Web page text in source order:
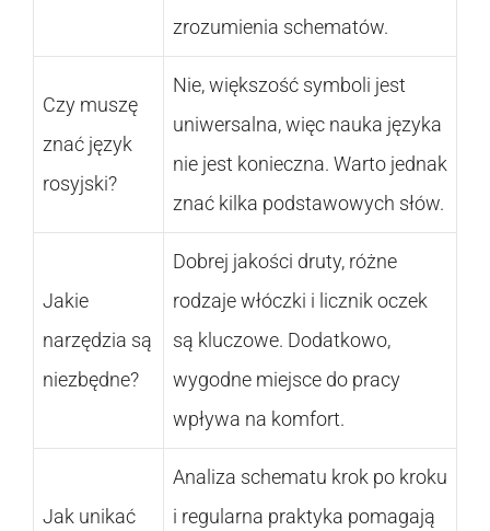
zrozumienia schematów.
Czy muszę
znać język
rosyjski?
Nie, większość symboli jest
uniwersalna, więc nauka języka
nie jest konieczna. Warto jednak
znać kilka podstawowych słów.
Jakie
narzędzia są
niezbędne?
Dobrej jakości druty, różne
rodzaje włóczki i licznik oczek
są kluczowe. Dodatkowo,
wygodne miejsce do pracy
wpływa na komfort.
Jak unikać
Analiza schematu krok po kroku
i regularna praktyka pomagają